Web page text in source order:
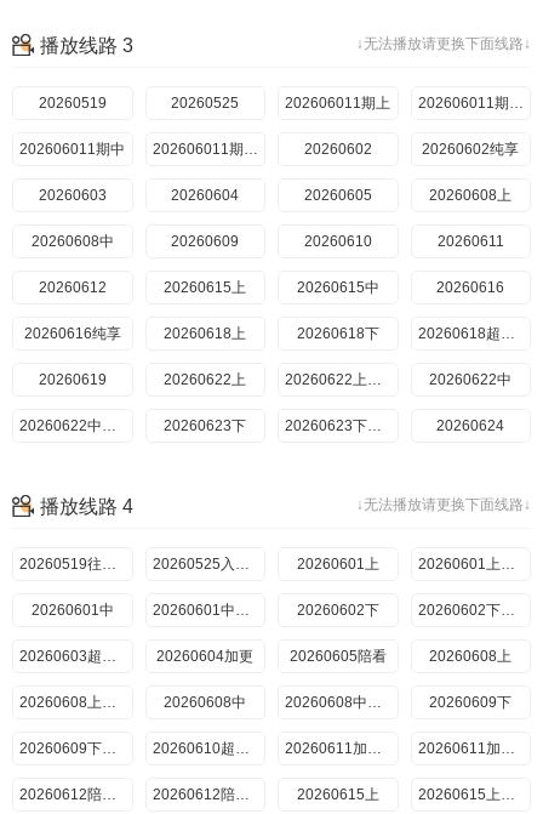
20260721下
20260723加更下 20260724陪看 20260727上 20260727上纯享
20260728下 20260728下纯享 2026072810期上 2026072810期下
20260730加更上 20260730加更下 20260731陪看 20260803番外上
20260803上纯享 20260804番外下 20260806加更上 20260806加更下
20260624超前彩蛋
20260626陪看 20260629上 20260629中 20260629上纯享
20260629中纯享 20260630下 20260630下纯享 20260701直播回放
20260706超前彩蛋 20260702加更上 20260702加更下 20260703陪看
20260706上 20260706上纯享 20260706中 20260706中纯享
20260707下 20260707下纯享 20260708超前彩蛋 20260709加更上
20260709加更下 20260710陪看 20260713上 20260713上纯享
20260713中 20260713中纯享 20260714下 20260714下纯享
20260715超前彩蛋 20260716加更上 20260716加更下 20260717陪看
20260721下
20260723加更下 20260724陪看 20260727上 20260727上纯享
20260728下 20260728下纯享 2026072810期上 2026072810期下
20260730加更上 20260730加更下 20260731陪看 20260803番外上
20260803上纯享 20260804番外下 20260806加更上 20260806加更下
↓无法播放请更换下面线路↓
播放线路 3
20260519 20260525 202606011期上 202606011期上纯享
202606011期中 202606011期中纯享 20260602 20260602纯享
20260603 20260604 20260605 20260608上
20260608中 20260609 20260610 20260611
20260612 20260615上 20260615中 20260616
20260616纯享 20260618上 20260618下 20260618超前彩蛋
20260619 20260622上 20260622上纯享 20260622中
20260622中纯享 20260623下 20260623下纯享 20260624
20260629上纯享
202607025期加更上 202607025期加更下 202607035期陪看 20260706超前彩蛋
202607066期上 202607066期上纯享 202607066期中 202607066期中纯享
202607076期下 202607076期下纯享 20260708超前彩蛋 202607096期加更上
202607096期加更下 202607137期上 202607137期上纯享 202607137期中
202607137期中纯享 202607147期下 202607147期下纯享 20260715
20260716 20260717 202607208期上 202607208期上纯享
↓无法播放请更换下面线路↓
播放线路 4
20260519往期回顾 20260525入住前 20260601上 20260601上纯享
20260601中 20260601中纯享 20260602下 20260602下纯享
20260603超前彩蛋 20260604加更 20260605陪看 20260608上
20260608上纯享 20260608中 20260608中纯享 20260609下
20260609下纯享 20260610超前彩蛋 20260611加更上 20260611加更下
20260612陪看上 20260612陪看下 20260615上 20260615上纯享